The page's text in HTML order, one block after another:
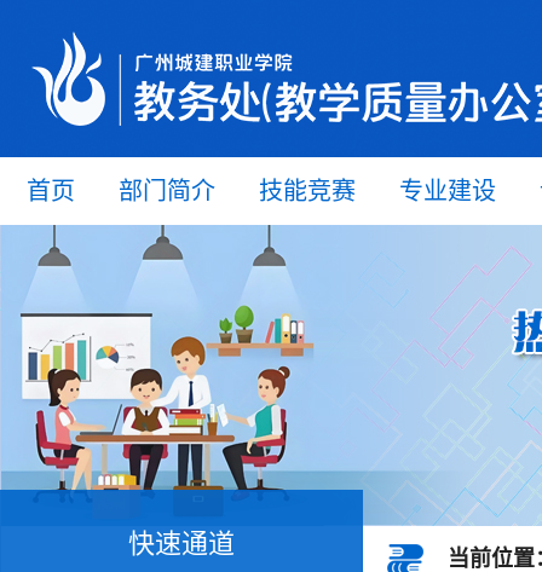
首页 部门简介 技能竞赛 专业建设
快速通道 当前位置